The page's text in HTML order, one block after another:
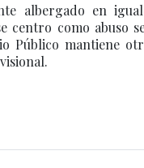
albergado en
centro como abuso
Público mantiene